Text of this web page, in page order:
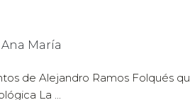
María
de Alejandro Ramos Folqués
La ...